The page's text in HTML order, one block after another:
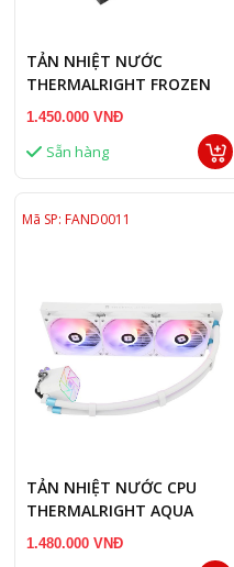
TẢN NHIỆT NƯỚC
THERMALRIGHT FROZEN
NOTTE 240 V2 ARGB BLACK
1.450.000 VNĐ
Sẵn hàng
Mã SP: FAND0011
TẢN NHIỆT NƯỚC CPU
THERMALRIGHT AQUA
ELITE WHITE 360 ARGB V3
1.480.000 VNĐ